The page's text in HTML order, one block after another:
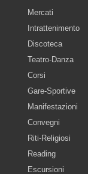
Mercati
Intrattenimento
Discoteca
Teatro-Danza
Corsi
Gare-Sportive
Manifestazioni
Convegni
Riti-Religiosi
Reading
Escursioni